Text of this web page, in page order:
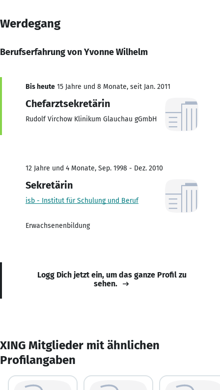
Werdegang
Berufserfahrung von Yvonne Wilhelm
Bis heute 15 Jahre und 8 Monate, seit Jan. 2011
Chefarztsekretärin
Rudolf Virchow Klinikum Glauchau gGmbH
12 Jahre und 4 Monate, Sep. 1998 - Dez. 2010
Sekretärin
isb - Institut für Schulung und Beruf
Erwachsenenbildung
Logg Dich jetzt ein, um das ganze Profil zu
sehen.
XING Mitglieder mit ähnlichen
Profilangaben